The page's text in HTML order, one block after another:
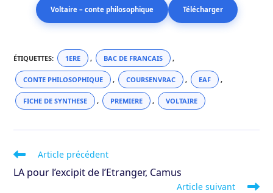
Voltaire – conte philosophique Télécharger
ÉTIQUETTES: 1ERE , BAC DE FRANCAIS ,
CONTE PHILOSOPHIQUE , COURSENVRAC , EAF ,
FICHE DE SYNTHESE , PREMIERE , VOLTAIRE
Read
articles
Article précédent
LA pour l’excipit de l’Etranger, Camus
Article suivant